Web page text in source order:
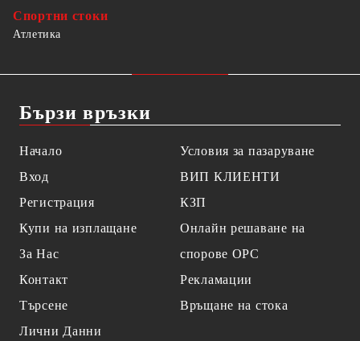
Спортни стоки
Атлетика
Бързи връзки
Начало
Вход
Регистрация
Купи на изплащане
За Нас
Контакт
Търсене
Лични Данни
Условия за пазаруване
ВИП КЛИЕНТИ
КЗП
Онлайн решаване на
спорове OPC
Рекламации
Връщане на стока